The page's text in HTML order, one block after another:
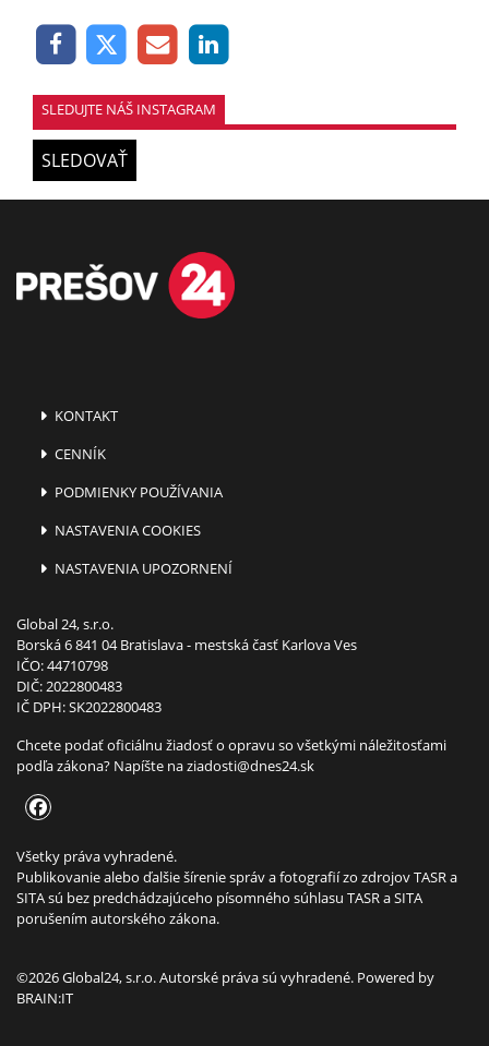
SLEDUJTE NÁŠ INSTAGRAM
SLEDOVAŤ
KONTAKT
CENNÍK
PODMIENKY POUŽÍVANIA
NASTAVENIA COOKIES
NASTAVENIA UPOZORNENÍ
Global 24, s.r.o.
Borská 6 841 04 Bratislava - mestská časť Karlova Ves
IČO: 44710798
DIČ: 2022800483
IČ DPH: SK2022800483
Chcete podať oficiálnu žiadosť o opravu so všetkými náležitosťami
podľa zákona? Napíšte naziadosti@dnes24.sk
Všetky práva vyhradené.
Publikovanie alebo ďalšie šírenie správ a fotografií zo zdrojov TASR a
SITA sú bez predchádzajúceho písomného súhlasu TASR a SITA
porušením autorského zákona.
©2026 Global24, s.r.o. Autorské práva sú vyhradené. Powered by
BRAIN:IT